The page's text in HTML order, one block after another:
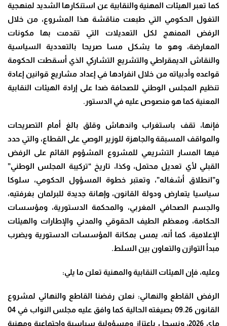
كما تعبر الهيئات المهنية والنقابية عن استنكارها الشديد لمنهجية
التغول الحكومي التي طبعت مناقشة هذا المشروع، من خلال
الرفض الممنهج لكل التعديلات التي تقدمت بها مكونات
المعارضة، وهو ما يشكل مسا صريحا بالتعددية السياسية
والنقاش الديمقراطي والتشريع التشاركي الذي أسقطت الحكومة
قواعده وأدبياته من خلال انفرادها في إعداد مشاريع قوانين إعادة
تنظيم المجلس الوطني للصحافة ضدا على إرادة الهيئات النقابية
المعنية كما هو منصوص عليه في الدستور .
فإنها، تقف باستغراب واندهاش وقلق بالغ أمام التصريحات
والمواقف المسبقة والجاهزة للوزير الوصي على القطاع، والتي حدد
فيها المسار التشريعي للمشروع المشؤوم القائم على الرفض
القبلي لأي تعديل محتمل، وكذا، تاريخ “تركيبة المجلس الوطني”
و”انطلاق أشغاله”، وتعتبر خطوة المسؤول الحكومي، سلوكا
سياسيا يتعارض ودولة القانون، وإهانة جديدة للبرلمان بغرفتيه،
والجسم الصحافي المغربي، والمحكمة الدستورية، ومؤسسات
الحكامة، ومعظم الطيف الحقوقي والمدني والإطارات والهيئات
الإعلامية، كما أنه، يمس بمكانة المؤسسات الدستورية ويضرب
مبدأ التوازن والتعاون بين السلط.
وعليه، فإن الهيئات النقابية والمهنية تعلن ما يلي:
الرفض القاطع والنهائي: نعلن رفضنا القاطع والنهائي لمشروع
القانون 09.26 بصيغته الحالية كما وافق عليه مجلس النواب في 04
ماي 2026، ونسجل باعتزاز ومسؤولية سياسية واجتماعية ومهنية